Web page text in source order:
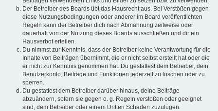
Der Betreiber des Boards übt das Hausrecht aus. Bei Verstößen gegen
diese Nutzungsbedingungen oder anderer im Board veröffentlichten
Regeln kann der Betreiber dich nach Abmahnung zeitweise oder
dauerhaft von der Nutzung dieses Boards ausschließen und dir ein
Hausverbot erteilen.
Du nimmst zur Kenntnis, dass der Betreiber keine Verantwortung für die
Inhalte von Beiträgen übernimmt, die er nicht selbst erstellt hat oder die
er nicht zur Kenntnis genommen hat. Du gestattest dem Betreiber, dein
Benutzerkonto, Beiträge und Funktionen jederzeit zu löschen oder zu
sperren.
Du gestattest dem Betreiber darüber hinaus, deine Beiträge
abzuändern, sofern sie gegen o. g. Regeln verstoßen oder geeignet
sind, dem Betreiber oder einem Dritten Schaden zuzufügen.